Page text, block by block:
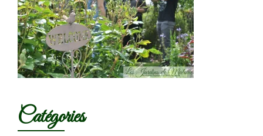
Catégories